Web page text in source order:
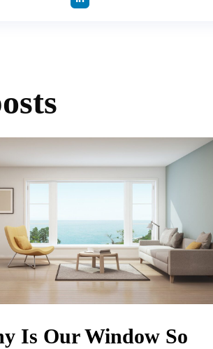
Is Our Window So